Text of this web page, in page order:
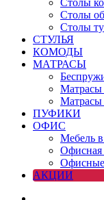
Столы
Столы
Столы
СТУЛЬЯ
КОМОДЫ
МАТРАСЫ
Матрасы
ПУФИКИ
ОФИС
Мебель в
Офисная
Офисные
АКЦИИ